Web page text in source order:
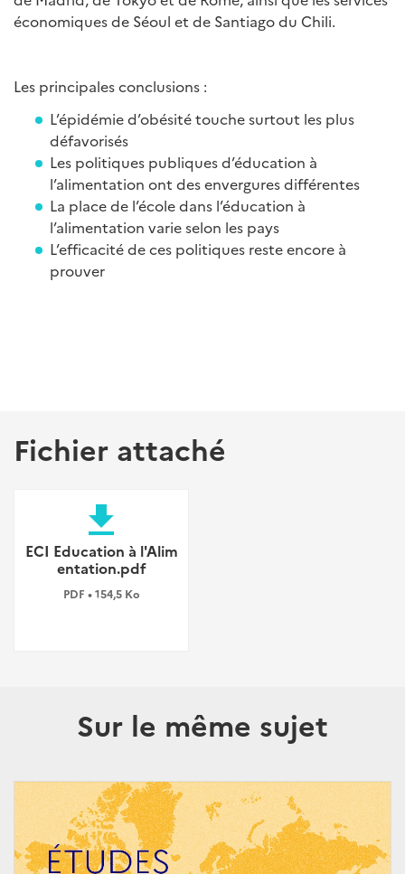
économiques de Séoul et de Santiago du Chili.
Les principales conclusions :
L’épidémie d’obésité touche surtout les plus
défavorisés
Les politiques publiques d’éducation à
l’alimentation ont des envergures différentes
La place de l’école dans l’éducation à
l’alimentation varie selon les pays
L’efficacité de ces politiques reste encore à
prouver
Fichier attaché
file_download
ECI Education à l'Alim
entation.pdf
PDF • 154,5 Ko
Sur le même sujet